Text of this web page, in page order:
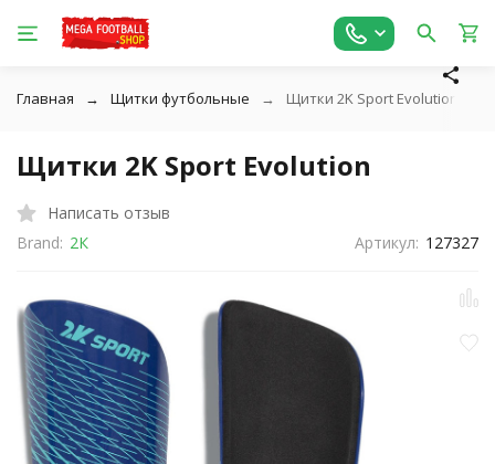
Главная Щитки футбольные Щитки 2K Sport Evolution
Щитки 2K Sport Evolution
Написать отзыв
Brand: 2К Артикул: 127327